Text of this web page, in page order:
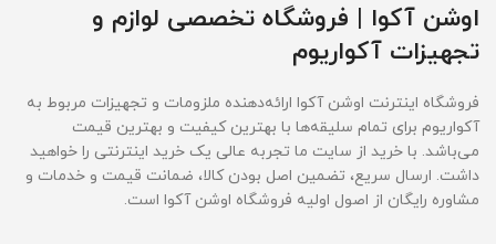
اوشن آکوا | فروشگاه تخصصی لوازم و
تجهیزات آکواریوم
فروشگاه اینترنت اوشن آکوا ارائه‌دهنده ملزومات و تجهیزات مربوط به
آکواریوم برای تمام سلیقه‌ها با بهترین کیفیت و بهترین قیمت‌
می‌باشد. با خرید از سایت ما تجربه عالی یک خرید اینترنتی را خواهید
داشت. ارسال سریع، تضمین اصل بودن کالا، ضمانت قیمت و خدمات و
مشاوره رایگان از اصول اولیه فروشگاه اوشن آکوا است.